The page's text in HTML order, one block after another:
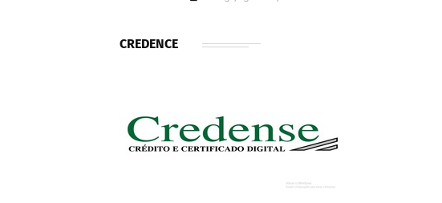
CREDENCE